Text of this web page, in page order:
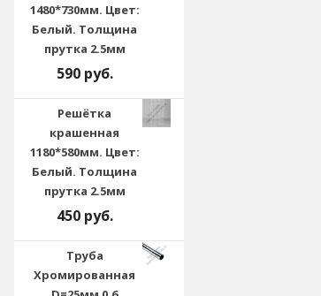
1480*730мм. Цвет:
Белый. Толщина
прутка 2.5мм
590 руб.
Решётка
крашенная
1180*580мм. Цвет:
Белый. Толщина
прутка 2.5мм
450 руб.
Труба
Хромированная